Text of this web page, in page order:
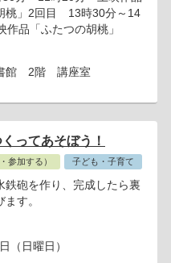
桃」2回目 13時30分～14
品「ふたつの胡桃」
館 2階 講座室
ってあそぼう！
参加する） 子ども・子育て
鉄砲を作り、完成したら裏
す。
（日曜日）